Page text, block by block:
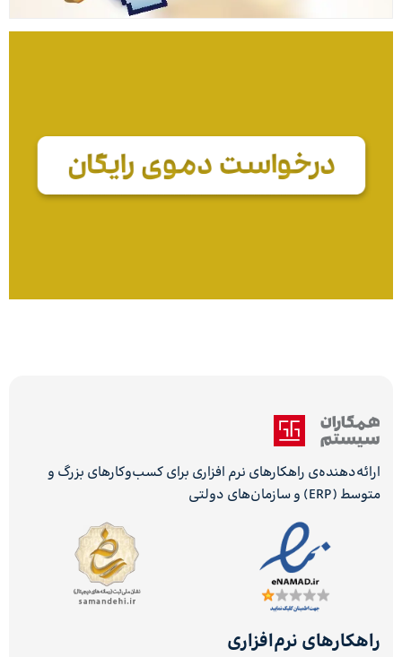
ارائه‌دهنده‌ی راهکارهای نرم افزاری برای کسب‌وکارهای بزرگ و
متوسط (ERP) و سازمان‌های دولتی
راهکارهای نرم‌افزاری